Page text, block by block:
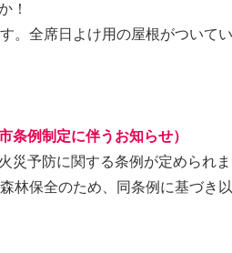
！
。全席日よけ用の屋根がついて
条例制定に伴うお知らせ）
予防に関する条例が定められ
林保全のため、同条例に基づき